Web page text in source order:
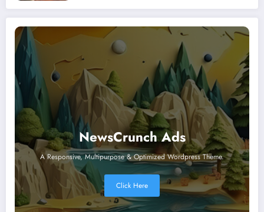
NewsCrunch Ads
A Responsive, Multipurpose & Optimized Wordpress Theme.
Click Here